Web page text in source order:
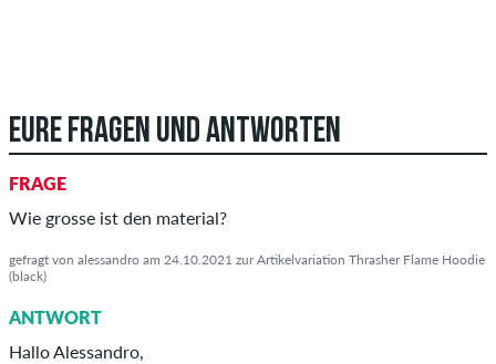
EURE FRAGEN UND ANTWORTEN
FRAGE
Wie grosse ist den material?
gefragt von alessandro am 24.10.2021 zur Artikelvariation Thrasher Flame Hoodie
(black)
ANTWORT
Hallo Alessandro,